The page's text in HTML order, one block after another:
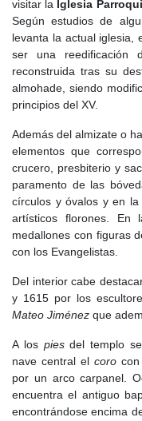
En este siglo los
mudéjares
, que no
Capitulaciones
territorios con libertad,
religiosas. Sin embargo
se fueron
apartados, pudiéndose
Arrabal e Algete,
encontraban igualmente
siglo XIV , bajo el
1333 y 1343-1346 se
igualmente pudiera se
primera mitad del año
que dejaría
Algete.
El siglo XV
, se
de España siendo
aunque en otros
importante, el Algete y
familias.
, por
visitar la Iglesia
Según estudios de
levanta la actual iglesia,
ser una reedificación
reconstruida tras su
almohade, siendo
principios del XV.
Además del almizate o
elementos que
crucero, presbiterio y
paramento de las
círculos y óvalos y en la
artísticos florones. En
medallones con figuras
con los Evangelistas.
Del interior cabe
y 1615 por los
Mateo Jiménez que
A los piesdel templo
nave central el corocon
por un arco carpanel.
encuentra el antiguo
encontrándose encima